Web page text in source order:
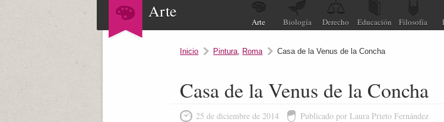
Arte
Arte Biología Derecho Educación Filosofía
Inicio Pintura, Roma Casa de la Venus de la Concha
Casa de la Venus de la Concha
25 de diciembre de 2014 Publicado por Laura Prieto Fernández